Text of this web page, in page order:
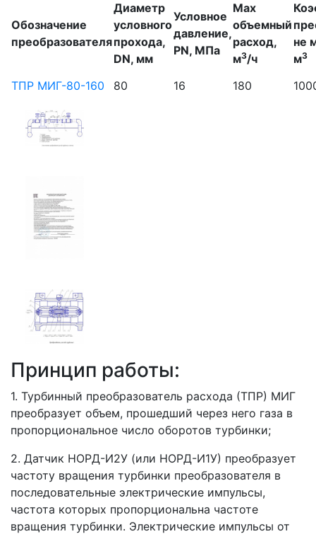
Обозначение
преобразователя
Диаметр
условного
прохода,
DN, мм
Условное
давление,
PN, МПа
Max
объемный
расход,
м3/ч
не
м3
ТПР МИГ-80-160 80 16 180
Принцип работы:
1. Турбинный преобразователь расхода (ТПР) МИГ
преобразует объем, прошедший через него газа в
пропорциональное число оборотов турбинки;
2. Датчик НОРД-И2У (или НОРД-И1У) преобразует
частоту вращения турбинки преобразователя в
последовательные электрические импульсы,
частота которых пропорциональна частоте
вращения турбинки. Электрические импульсы от